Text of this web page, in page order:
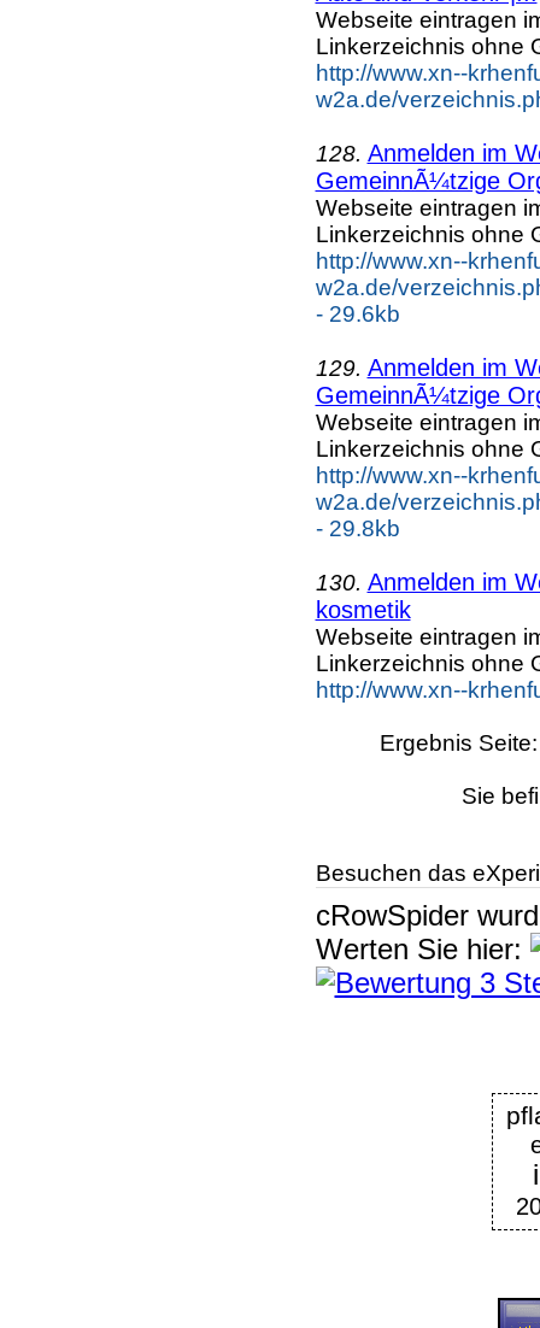
Webseite eintragen
Linkerzeichnis ohne
http://www.xn--
w2a.de/
128. Anmelden im
GemeinnÃ¼tzige
Webseite eintragen
Linkerzeichnis ohne
http://www.xn--
w2a.de/
- 29.6kb
129. Anmelden im
GemeinnÃ¼tzige
Webseite eintragen
Linkerzeichnis ohne
http://www.xn--
w2a.de/
- 29.8kb
130. Anmelden im
kosmetik
Webseite eintragen
Linkerzeichnis ohne
http://www.xn--
Ergebnis
Sie
Besuchen das
cRowSpider
Werten Sie hier: